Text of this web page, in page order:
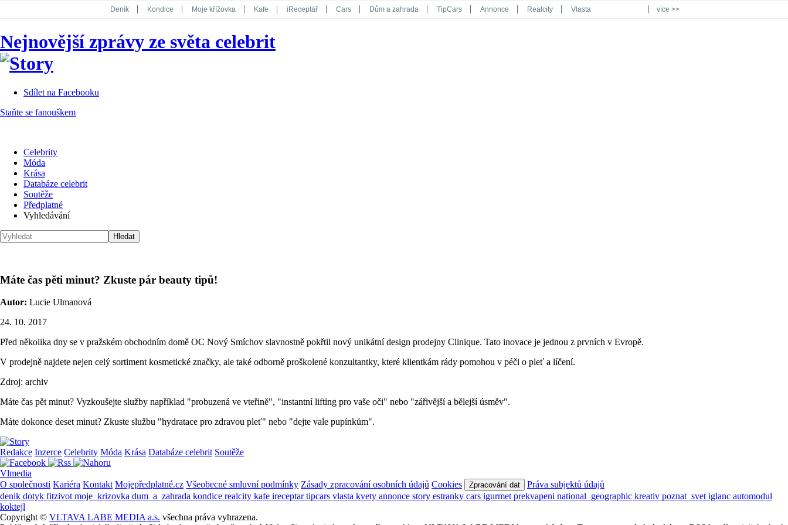
Deník Kondice Moje křížovka Kafe iReceptář Cars Dům a zahrada TipCars Annonce Realcity Vlasta
Koktejl
více >>
Nejnovější zprávy ze světa celebrit
Sdílet na Facebooku
Staňte se fanouškem
Celebrity
Móda
Krása
Databáze celebrit
Soutěže
Předplatné
Vyhledávání
Máte čas pěti minut? Zkuste pár beauty tipů!
Autor: Lucie Ulmanová
24. 10. 2017
Před několika dny se v pražském obchodním domě OC Nový Smíchov slavnostně pokřtil nový unikátní design prodejny Clinique. Tato inovace je jednou z prvních v Evropě.
V prodejně najdete nejen celý sortiment kosmetické značky, ale také odborně proškolené konzultantky, které klientkám rády pomohou v péči o pleť a líčení.
Zdroj: archiv
Máte čas pět minut? Vyzkoušejte služby například "probuzená ve vteřině", "instantní lifting pro vaše oči" nebo "zářivější a bělejší úsměv".
Máte dokonce deset minut? Zkuste službu "hydratace pro zdravou pleť" nebo "dejte vale pupínkům".
Redakce Inzerce Celebrity Móda Krása Databáze celebrit Soutěže
Vlmedia
O společnosti Kariéra Kontakt Mojepředplatné.cz Všeobecné smluvní podmínky Zásady zpracování osobních údajů Cookies Zpracování dat
Práva subjektů údajů
denik dotyk fitzivot moje_krizovka dum_a_zahrada kondice realcity kafe ireceptartipcars vlasta kvety annonce story estranky cars igurmet prekvapeni national_geographic kreativ poznat_svet iglanc automodul
koktejl
Copyright © VLTAVA LABE MEDIA a.s. všechna práva vyhrazena.